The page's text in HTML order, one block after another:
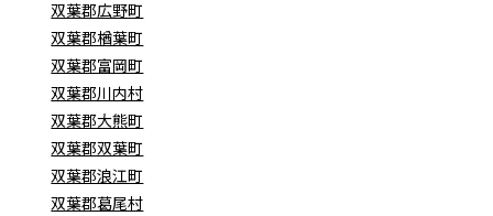
双葉郡広野町
双葉郡楢葉町
双葉郡富岡町
双葉郡川内村
双葉郡大熊町
双葉郡双葉町
双葉郡浪江町
双葉郡葛尾村